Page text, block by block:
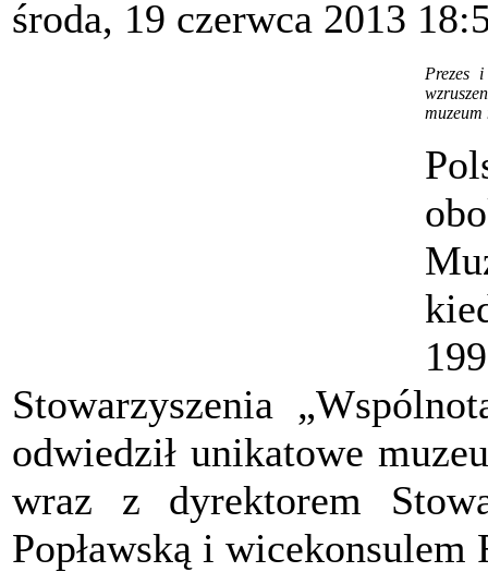
środa, 19 czerwca 2013
Prezes i
Stowarzyszenia
odwiedził unikatowe
wraz z dyrektorem
Popławską i